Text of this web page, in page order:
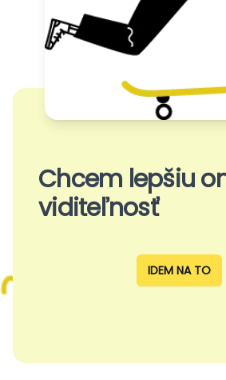
Chcem lepšiu
viditeľnosť
IDEM NA TO